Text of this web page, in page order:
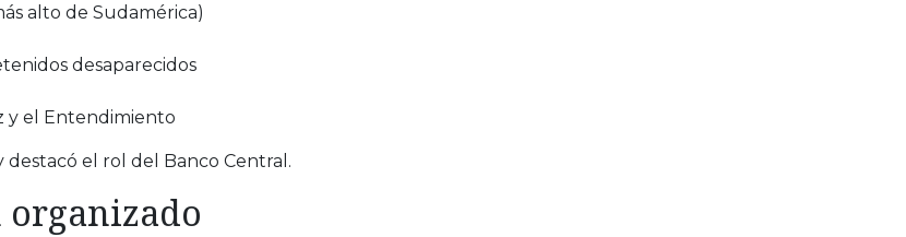
alto de Sudamérica)
desaparecidos
y el Entendimiento
destacó el rol del Banco Central.